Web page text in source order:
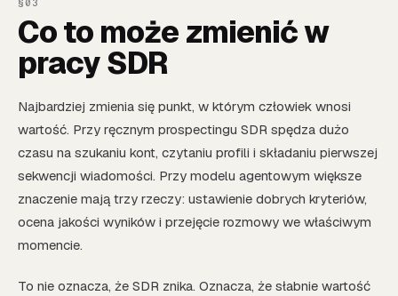
Co to może zmienić w
pracy SDR
Najbardziej zmienia się punkt, w którym człowiek wnosi
wartość. Przy ręcznym prospectingu SDR spędza dużo
czasu na szukaniu kont, czytaniu profili i składaniu pierwszej
sekwencji wiadomości. Przy modelu agentowym większe
znaczenie mają trzy rzeczy: ustawienie dobrych kryteriów,
ocena jakości wyników i przejęcie rozmowy we właściwym
momencie.
To nie oznacza, że SDR znika. Oznacza, że słabnie wartość